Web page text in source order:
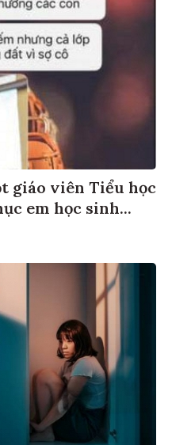
giáo viên Tiểu học
em học sinh...